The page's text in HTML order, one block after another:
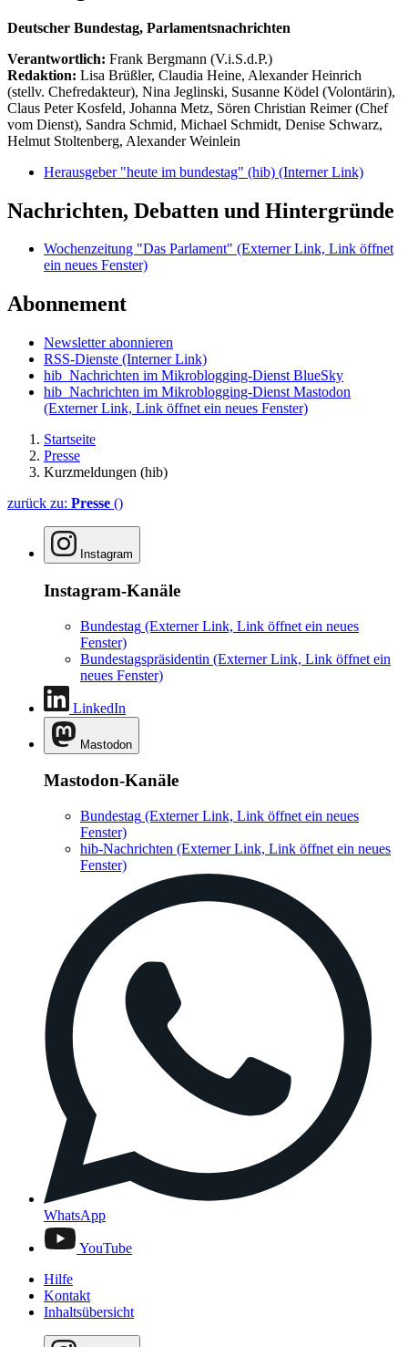
Deutscher Bundestag, Parlamentsnachrichten
Verantwortlich: Frank Bergmann (V.i.S.d.P.)
Redaktion: Lisa Brüßler, Claudia Heine, Alexander Heinrich
(stellv. Chefredakteur), Nina Jeglinski, Susanne Ködel (Volontärin),
Claus Peter Kosfeld, Johanna Metz, Sören Christian Reimer (Chef
vom Dienst), Sandra Schmid, Michael Schmidt, Denise Schwarz,
Helmut Stoltenberg, Alexander Weinlein
Herausgeber "heute im bundestag" (hib) (Interner Link)
Nachrichten, Debatten und Hintergründe
Wochenzeitung "Das Parlament" (Externer Link, Link öffnet
ein neues Fenster)
Abonnement
Newsletter abonnieren
RSS-Dienste (Interner Link)
hib_Nachrichten im Mikroblogging-Dienst BlueSky
hib_Nachrichten im Mikroblogging-Dienst Mastodon
(Externer Link, Link öffnet ein neues Fenster)
Startseite
Presse
Kurzmeldungen (hib)
zurück zu: Presse ()
Instagram
Instagram-Kanäle
Bundestag (Externer Link, Link öffnet ein neues
Fenster)
Bundestagspräsidentin (Externer Link, Link öffnet ein
neues Fenster)
LinkedIn
Mastodon
Mastodon-Kanäle
Bundestag (Externer Link, Link öffnet ein neues
Fenster)
hib-Nachrichten (Externer Link, Link öffnet ein neues
Fenster)
WhatsApp
YouTube
Hilfe
Kontakt
Inhaltsübersicht